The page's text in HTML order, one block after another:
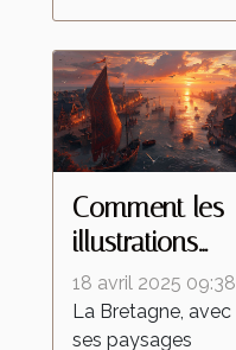
Comment les
illustrations
inspirées de la
Bretagne
18 avril 2025 09:38
La Bretagne, avec
ses paysages